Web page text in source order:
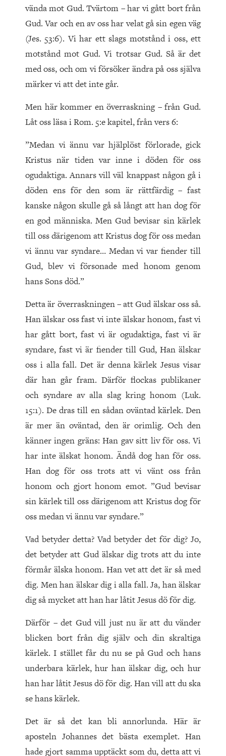
vända mot Gud. Tvärtom – har vi gått bort från
Gud. Var och en av oss har velat gå sin egen väg
(Jes. 53:6). Vi har ett slags motstånd i oss, ett
motstånd mot Gud. Vi trotsar Gud. Så är det
med oss, och om vi försöker ändra på oss själva
märker vi att det inte går.
Men här kommer en överraskning – från Gud.
Låt oss läsa i Rom. 5:e kapitel, från vers 6:
”Medan vi ännu var hjälplöst förlorade, gick
Kristus när tiden var inne i döden för oss
ogudaktiga. Annars vill väl knappast någon gå i
döden ens för den som är rättfärdig – fast
kanske någon skulle gå så långt att han dog för
en god människa. Men Gud bevisar sin kärlek
till oss därigenom att Kristus dog för oss medan
vi ännu var syndare… Medan vi var fiender till
Gud, blev vi försonade med honom genom
hans Sons död.”
Detta är överraskningen – att Gud älskar oss så.
Han älskar oss fast vi inte älskar honom, fast vi
har gått bort, fast vi är ogudaktiga, fast vi är
syndare, fast vi är fiender till Gud, Han älskar
oss i alla fall. Det är denna kärlek Jesus visar
där han går fram. Därför flockas publikaner
och syndare av alla slag kring honom (Luk.
15:1). De dras till en sådan oväntad kärlek. Den
är mer än oväntad, den är orimlig. Och den
känner ingen gräns: Han gav sitt liv för oss. Vi
har inte älskat honom. Ändå dog han för oss.
Han dog för oss trots att vi vänt oss från
honom och gjort honom emot. ”Gud bevisar
sin kärlek till oss därigenom att Kristus dog för
oss medan vi ännu var syndare.”
Vad betyder detta? Vad betyder det för dig? Jo,
det betyder att Gud älskar dig trots att du inte
förmår älska honom. Han vet att det är så med
dig. Men han älskar dig i alla fall. Ja, han älskar
dig så mycket att han har låtit Jesus dö för dig.
Därför – det Gud vill just nu är att du vänder
blicken bort från dig själv och din skraltiga
kärlek. I stället får du nu se på Gud och hans
underbara kärlek, hur han älskar dig, och hur
han har låtit Jesus dö för dig. Han vill att du ska
se hans kärlek.
Det är så det kan bli annorlunda. Här är
aposteln Johannes det bästa exemplet. Han
hade gjort samma upptäckt som du, detta att vi